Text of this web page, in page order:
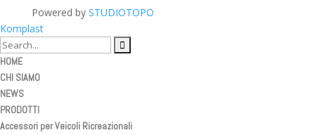
Powered by STUDIOTOPO
Komplast
HOME
CHI SIAMO
NEWS
PRODOTTI
Accessori per Veicoli Ricreazionali